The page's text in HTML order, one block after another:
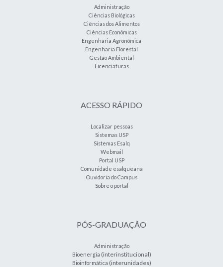
Administração
Ciências Biológicas
Ciências dos Alimentos
Ciências Econômicas
Engenharia Agronômica
Engenharia Florestal
Gestão Ambiental
Licenciaturas
ACESSO RÁPIDO
Localizar pessoas
Sistemas USP
Sistemas Esalq
Webmail
Portal USP
Comunidade esalqueana
Ouvidoria do Campus
Sobre o portal
PÓS-GRADUAÇÃO
Administração
Bioenergia (interinstitucional)
Bioinformática (interunidades)